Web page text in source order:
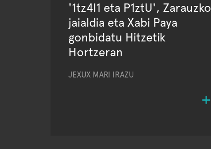
'1tz4l1 eta P1ztU', Zarauzko
jaialdia eta Xabi Paya
gonbidatu Hitzetik
Hortzeran
JEXUX MARI IRAZU